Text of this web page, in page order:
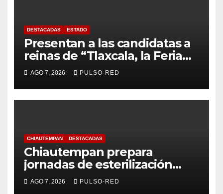
DESTACADAS ESTADO
Presentan a las candidatas a
reinas de “Tlaxcala, la Feria
de Ferias 2026: La Flor
Tlaxcalteca”
AGO 7, 2026 PULSO-RED
CHIAUTEMPAN DESTACADAS
Chiautempan prepara
jornadas de esterilización
para perros y gatos
AGO 7, 2026 PULSO-RED